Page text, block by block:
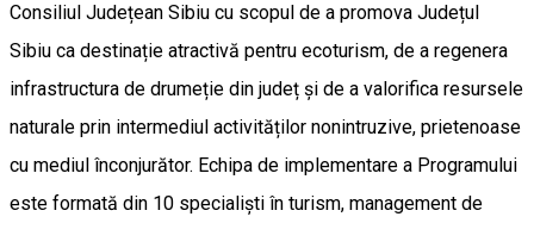
Consiliul Județean Sibiu cu scopul de a promova Județul
Sibiu ca destinație atractivă pentru ecoturism, de a regenera
infrastructura de drumeție din județ și de a valorifica resursele
naturale prin intermediul activităților nonintruzive, prietenoase
cu mediul înconjurător. Echipa de implementare a Programului
este formată din 10 specialiști în turism, management de